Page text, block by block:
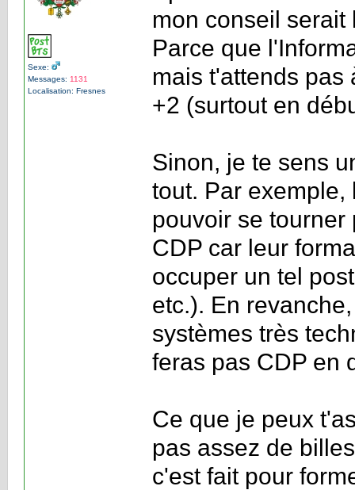
Sexe:
Messages: 1131
Localisation: Fresnes
mon conseil serait
Parce que
mais t'attends pas
+2 (surtout en
Sinon, je te sens
tout. Par exemple,
pouvoir se
CDP car leur
occuper un tel
etc.). En
systèmes très
feras pas CDP en
Ce que je peux
pas assez de
c'est fait pour